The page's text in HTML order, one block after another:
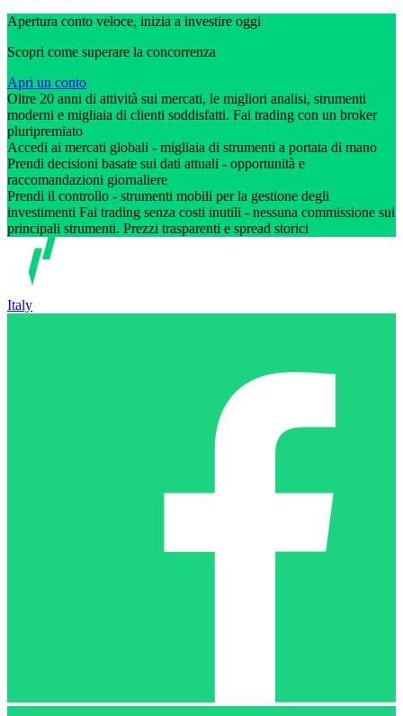
Apertura conto veloce, inizia a investire oggi
Scopri come superare la concorrenza
Apri un conto
Oltre 20 anni di attività sui mercati, le migliori analisi, strumenti
moderni e migliaia di clienti soddisfatti. Fai trading con un broker
pluripremiato
Accedi ai mercati globali - migliaia di strumenti a portata di mano
Prendi decisioni basate sui dati attuali - opportunità e
raccomandazioni giornaliere
Prendi il controllo - strumenti mobili per la gestione degli
investimenti Fai trading senza costi inutili - nessuna commissione sui
principali strumenti. Prezzi trasparenti e spread storici
Italy